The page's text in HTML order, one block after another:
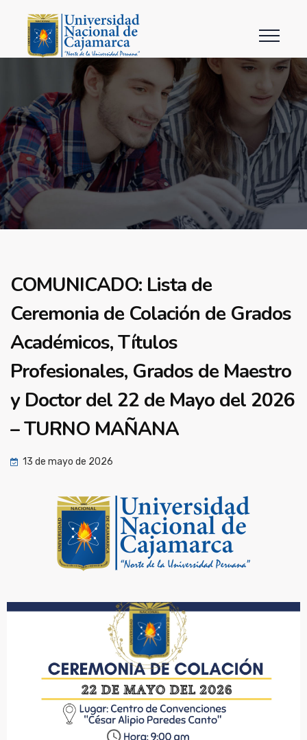
COMUNICADO: Lista de
Ceremonia de Colación de Grados
Académicos, Títulos
Profesionales, Grados de Maestro
y Doctor del 22 de Mayo del 2026
– TURNO MAÑANA
13 de mayo de 2026